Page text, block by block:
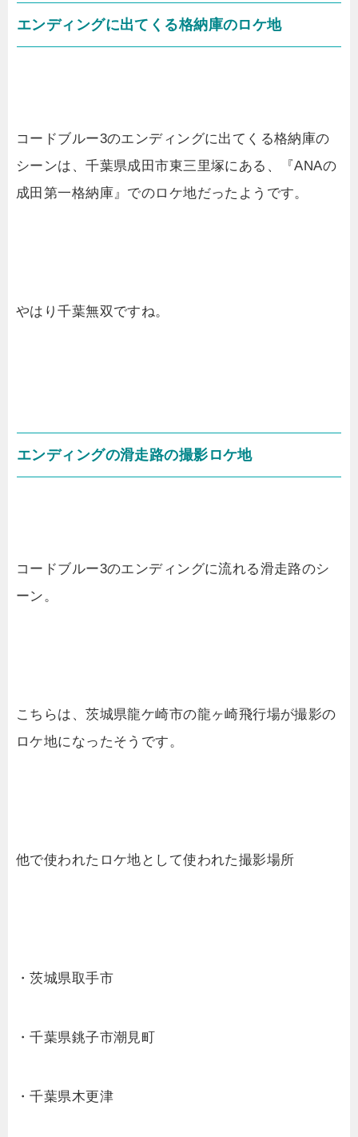
エンディングに出てくる格納庫のロケ地
コードブルー3のエンディングに出てくる格納庫の
シーンは、千葉県成田市東三里塚にある、『ANAの
成田第一格納庫』でのロケ地だったようです。
やはり千葉無双ですね。
エンディングの滑走路の撮影ロケ地
コードブルー3のエンディングに流れる滑走路のシ
ーン。
こちらは、茨城県龍ケ崎市の龍ヶ崎飛行場が撮影の
ロケ地になったそうです。
他で使われたロケ地として使われた撮影場所
・茨城県取手市
・千葉県銚子市潮見町
・千葉県木更津